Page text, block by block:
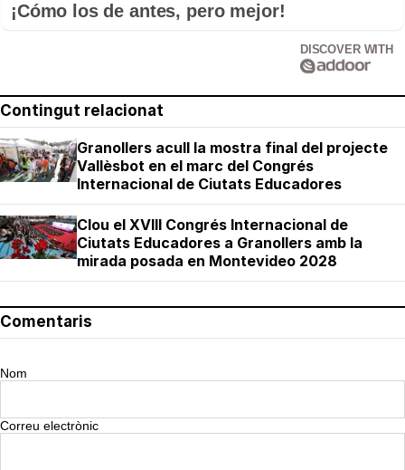
¡Cómo los de antes, pero mejor!
DISCOVER WITH
Contingut relacionat
Granollers acull la mostra final del projecte
Vallèsbot en el marc del Congrés
Internacional de Ciutats Educadores
Clou el XVIII Congrés Internacional de
Ciutats Educadores a Granollers amb la
mirada posada en Montevideo 2028
Comentaris
Nom
Correu electrònic